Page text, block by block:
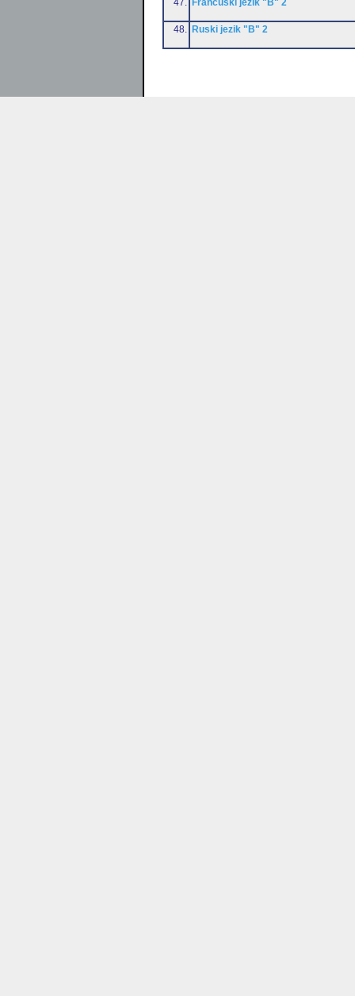
48. Ruski jezik "B" 2